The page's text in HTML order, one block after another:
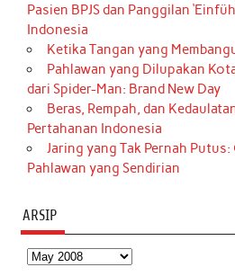
Pasien BPJS dan Panggilan
Indonesia
Ketika Tangan yang
Pahlawan yang Dilupakan
dari Spider-Man: Brand New Day
Beras, Rempah, dan
Pertahanan Indonesia
Jaring yang Tak Pernah
Pahlawan yang Sendirian
ARSIP
Arsip